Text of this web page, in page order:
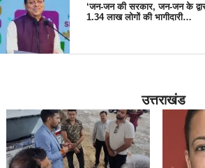
‘जन-जन की सरकार, जन-जन के
1.34 लाख लोगों की भागीदारी…
उत्तराखंड